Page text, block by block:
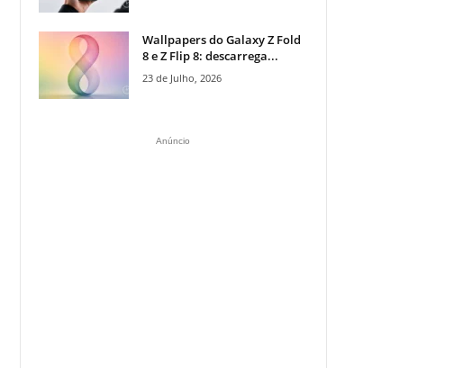
Wallpapers do Galaxy Z Fold
8 e Z Flip 8: descarrega...
23 de Julho, 2026
Anúncio